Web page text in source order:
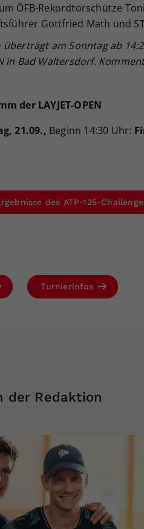
ÖFB-Rekordtorschütze
Gottfried Math und
überträgt am Sonntag ab
in Bad Waltersdorf.
der LAYJET-OPEN
, 21.09., Beginn 14:30 Uhr:
des ATP-125-
Turnierinfos
der Redaktion